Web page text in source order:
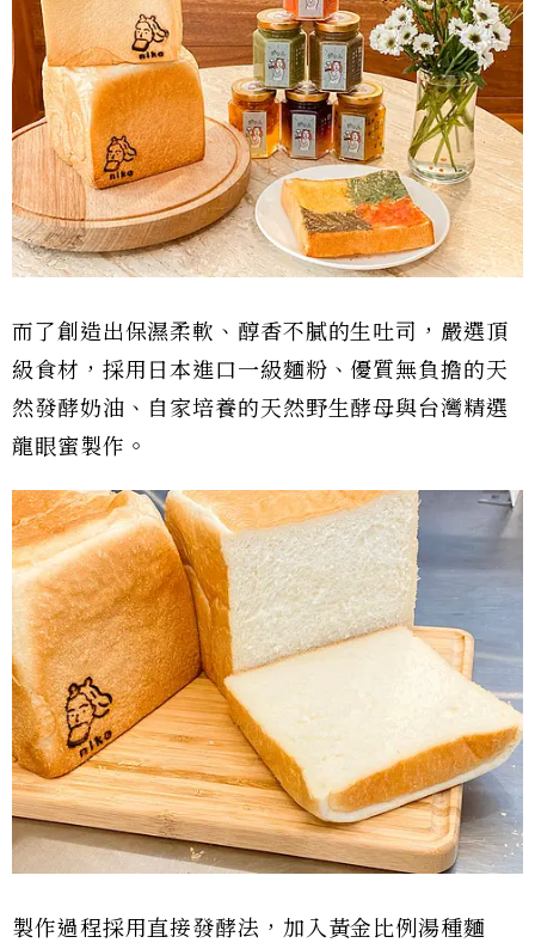
而了創造出保濕柔軟、醇香不膩的生吐司，嚴選頂
級食材，採用日本進口一級麵粉、優質無負擔的天
然發酵奶油、自家培養的天然野生酵母與台灣精選
龍眼蜜製作。
製作過程採用直接發酵法，加入黃金比例湯種麵